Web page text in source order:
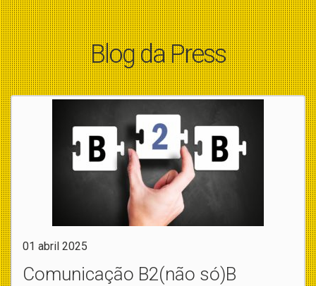
Blog da Press
01 abril 2025
Comunicação B2(não só)B